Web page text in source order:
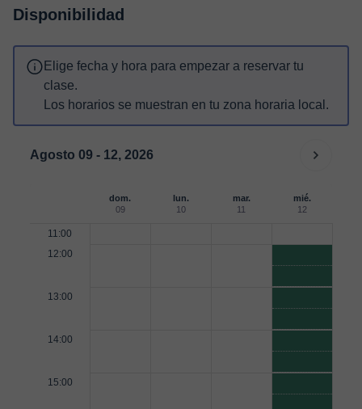
Disponibilidad
Elige fecha y hora para empezar a reservar tu
clase.
Los horarios se muestran en tu zona horaria local.
Agosto 09 - 12, 2026
dom.
09
lun.
10
mar.
11
mié.
12
11:00
12:00
13:00
14:00
15:00